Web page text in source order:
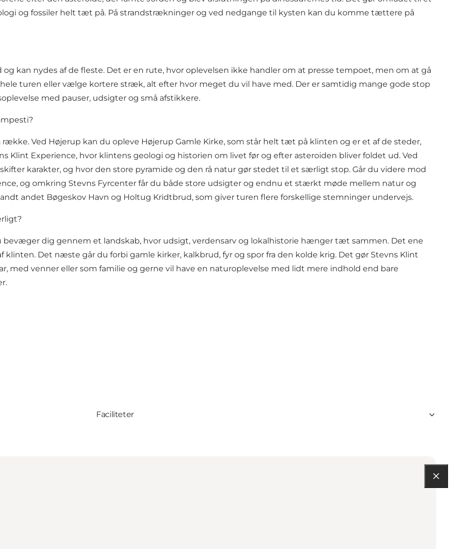
og fossiler helt tæt på. På strandstrækninger og ved nedgange til kysten kan du komme tættere på
kan nydes af de fleste. Det er en rute, hvor oplevelsen ikke handler om at presse tempoet, men om at gå
turen eller vælge kortere stræk, alt efter hvor meget du vil have med. Der er samtidig mange gode stop
med pauser, udsigter og små afstikkere.
Ved Højerup kan du opleve Højerup Gamle Kirke, som står helt tæt på klinten og er et af de steder,
Klint Experience, hvor klintens geologi og historien om livet før og efter asteroiden bliver foldet ud. Ved
karakter, og hvor den store pyramide og den rå natur gør stedet til et særligt stop. Går du videre mod
, og omkring Stevns Fyrcenter får du både store udsigter og endnu et stærkt møde mellem natur og
andet Bøgeskov Havn og Holtug Kridtbrud, som giver turen flere forskellige stemninger undervejs.
bevæger dig gennem et landskab, hvor udsigt, verdensarv og lokalhistorie hænger tæt sammen. Det ene
Det næste går du forbi gamle kirker, kalkbrud, fyr og spor fra den kolde krig. Det gør Stevns Klint
med venner eller som familie og gerne vil have en naturoplevelse med lidt mere indhold end bare
Faciliteter